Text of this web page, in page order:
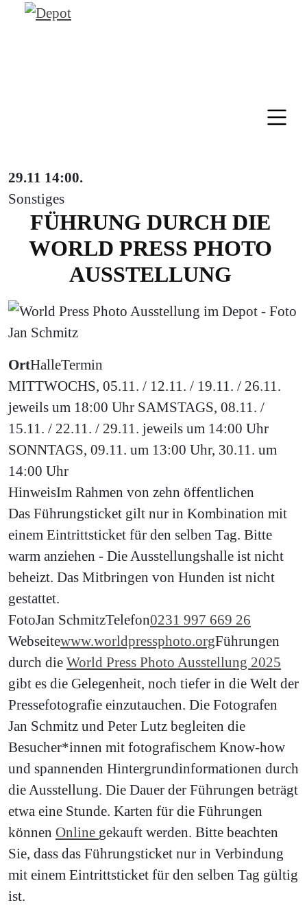
29.11 14:00.
Sonstiges
FÜHRUNG DURCH DIE
WORLD PRESS PHOTO
AUSSTELLUNG
OrtHalleTermin
MITTWOCHS, 05.11. / 12.11. / 19.11. / 26.11.
jeweils um 18:00 Uhr SAMSTAGS, 08.11. /
15.11. / 22.11. / 29.11. jeweils um 14:00 Uhr
SONNTAGS, 09.11. um 13:00 Uhr, 30.11. um
14:00 Uhr
Hinweis
Das Führungsticket gilt nur in Kombination mit
einem Eintrittsticket für den selben Tag. Bitte
warm anziehen - Die Ausstellungshalle ist nicht
beheizt. Das Mitbringen von Hunden ist nicht
gestattet.
FotoJan SchmitzTelefon0231 997 669 26
Webseitewww.worldpressphoto.org
Im Rahmen von zehn öffentlichen
Führungen
durch die World Press Photo Ausstellung 2025
gibt es die Gelegenheit, noch tiefer in die Welt der
Pressefotografie einzutauchen. Die Fotografen
Jan Schmitz und Peter Lutz begleiten die
Besucher*innen mit fotografischem Know-how
und spannenden Hintergrundinformationen durch
die Ausstellung. Die Dauer der Führungen beträgt
etwa eine Stunde. Karten für die Führungen
können Online gekauft werden. Bitte beachten
Sie, dass das Führungsticket nur in Verbindung
mit einem Eintrittsticket für den selben Tag gültig
ist.